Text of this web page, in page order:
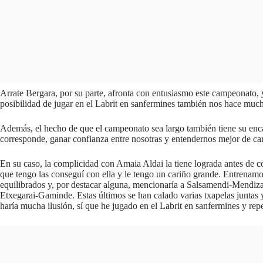
Arrate Bergara, por su parte, afronta con entusiasmo este
posibilidad de jugar en el Labrit en sanfermines también nos hace
Además, el hecho de que el campeonato sea largo también tiene su
corresponde, ganar confianza entre nosotras y entendernos mejor de
En su caso, la complicidad con Amaia Aldai la tiene lograda antes de
que tengo las conseguí con ella y le tengo un cariño grande.
equilibrados y, por destacar alguna, mencionaría a Salsamendi-
Etxegarai-Gaminde. Estas últimos se han calado varias txapelas
haría mucha ilusión, sí que he jugado en el Labrit en sanfermines y